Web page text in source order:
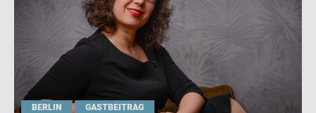
BERLIN GASTBEITRAG